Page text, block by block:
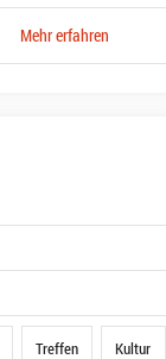
Mehr erfahren
Treffen Kultur